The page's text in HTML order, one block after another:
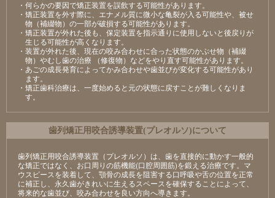
・何らかの要因で矯正装置を誤飲する可能性があります。
・矯正装置を外す際に、エナメル質に微小な亀裂が入る可能性や、被せ
物（補綴物）の一部が破損する可能性があります。
・矯正装置が外れた後も、保定装置を指示通りに使用しないと後戻りが
生じる可能性が高くなります。
・装置が外れた後、現在の咬み合わせに合った状態のかぶせ物（補綴
物）やむし歯の治療 （修復物）などをやり直す可能性があります。
・あごの成長発育によってかみ合わせや歯並びが変化する可能性があり
ます。
・矯正歯科治療は、一度始めると元の状態に戻すことが難しくなりま
す。
⻭列矯正⽤咬合誘導装置(プレオルソ)について
歯列矯正用咬合誘導装置（プレオルソ）は、歯を直接的に動かす一般的
な矯正ではなく、お口周りの筋機能(口腔周囲筋)を鍛える治療です。マ
ウスピースを装着して、顎骨の成長を阻害する口呼吸や舌の位置を正常
に補正し、永久歯がきれいに生えるスペースを確保することによって、
将来的な歯並び、咬み合わせを良い方向へ導きます。